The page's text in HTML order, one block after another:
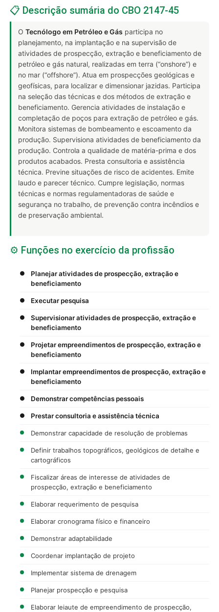
📋 Descrição sumária do CBO 2147-45
O Tecnólogo em Petróleo e Gás participa no
planejamento, na implantação e na supervisão de
atividades de prospecção, extração e beneficiamento de
petróleo e gás natural, realizadas em terra (“onshore”) e
no mar (“offshore”). Atua em prospecções geológicas e
geofísicas, para localizar e dimensionar jazidas. Participa
na seleção das técnicas e dos métodos de extração e
beneficiamento. Gerencia atividades de instalação e
completação de poços para extração de petróleo e gás.
Monitora sistemas de bombeamento e escoamento da
produção. Supervisiona atividades de beneficiamento da
produção. Controla a qualidade de matéria-prima e dos
produtos acabados. Presta consultoria e assistência
técnica. Previne situações de risco de acidentes. Emite
laudo e parecer técnico. Cumpre legislação, normas
técnicas e normas regulamentadoras de saúde e
segurança no trabalho, de prevenção contra incêndios e
de preservação ambiental.
⚙️ Funções no exercício da profissão
Planejar atividades de prospecção, extração e
beneficiamento
Executar pesquisa
Supervisionar atividades de prospecção, extração e
beneficiamento
Projetar empreendimentos de prospecção, extração e
beneficiamento
Implantar empreendimentos de prospecção, extração e
beneficiamento
Demonstrar competências pessoais
Prestar consultoria e assistência técnica
Demonstrar capacidade de resolução de problemas
Definir trabalhos topográficos, geológicos de detalhe e
cartográficos
Fiscalizar áreas de interesse de atividades de
prospecção, extração e beneficiamento
Elaborar requerimento de pesquisa
Elaborar cronograma físico e financeiro
Demonstrar adaptabilidade
Coordenar implantação de projeto
Implementar sistema de drenagem
Planejar prospecção e pesquisa
Elaborar leiaute de empreendimento de prospecção,